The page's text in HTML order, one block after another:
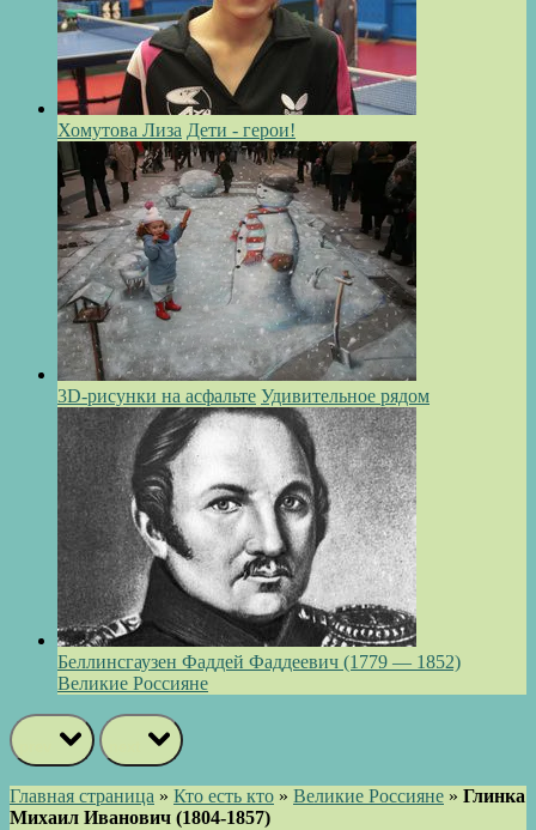
Хомутова Лиза Дети - герои!
3D-рисунки на асфальте Удивительное рядом
Беллинсгаузен Фаддей Фаддеевич (1779 — 1852)
Великие Россияне
Главная страница » Кто есть кто » Великие Россияне » Глинка
Михаил Иванович (1804-1857)